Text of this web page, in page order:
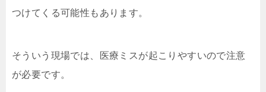
つけてくる可能性もあります。
そういう現場では、医療ミスが起こりやすいので注意
が必要です。